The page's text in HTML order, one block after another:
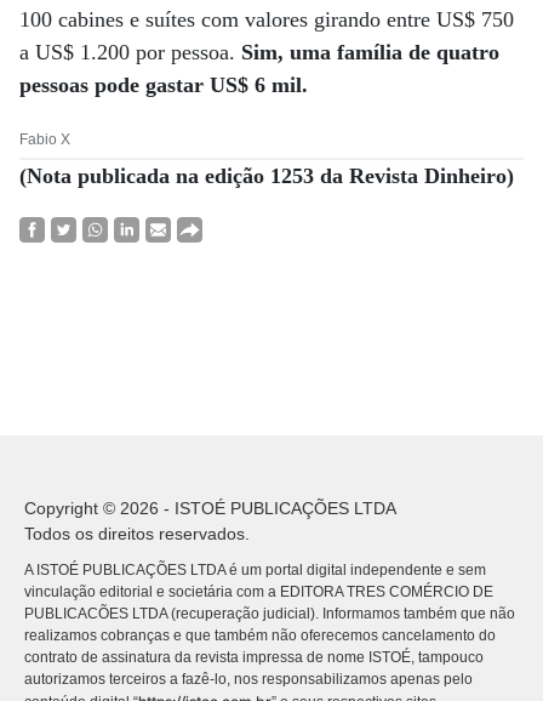
100 cabines e suítes com valores girando entre US$ 750
a US$ 1.200 por pessoa. Sim, uma família de quatro
pessoas pode gastar US$ 6 mil.
Fabio X
(Nota publicada na edição 1253 da Revista Dinheiro)
Copyright © 2026 - ISTOÉ PUBLICAÇÕES LTDA
Todos os direitos reservados.
A ISTOÉ PUBLICAÇÕES LTDA é um portal digital independente e sem
vinculação editorial e societária com a EDITORA TRES COMÉRCIO DE
PUBLICACÕES LTDA (recuperação judicial). Informamos também que não
realizamos cobranças e que também não oferecemos cancelamento do
contrato de assinatura da revista impressa de nome ISTOÉ, tampouco
autorizamos terceiros a fazê-lo, nos responsabilizamos apenas pelo